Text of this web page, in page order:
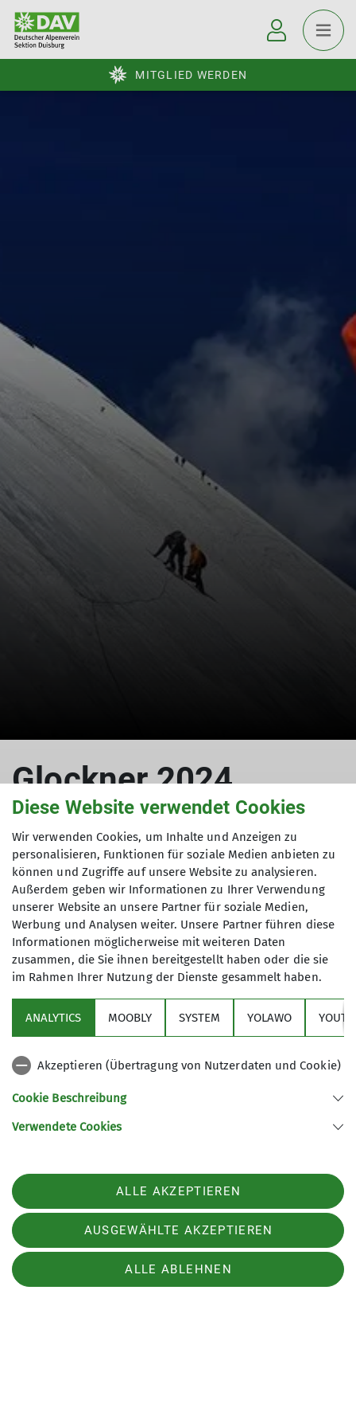
MITGLIED WERDEN
Glockner 2024
05.07.2024
Hochtourengruppe
Sektion
Diese Website verwendet Cookies
Wir verwenden Cookies, um Inhalte und Anzeigen zu
personalisieren, Funktionen für soziale Medien anbieten zu
können und Zugriffe auf unsere Website zu analysieren.
Außerdem geben wir Informationen zu Ihrer Verwendung
unserer Website an unsere Partner für soziale Medien,
Werbung und Analysen weiter. Unsere Partner führen diese
Informationen möglicherweise mit weiteren Daten
zusammen, die Sie ihnen bereitgestellt haben oder die sie
im Rahmen Ihrer Nutzung der Dienste gesammelt haben.
ANALYTICS MOOBLY SYSTEM YOLAWO
Akzeptieren (Übertragung von Nutzerdaten und Cookie)
Cookie Beschreibung
Verwendete Cookies
ALLE AKZEPTIEREN
AUSGEWÄHLTE AKZEPTIEREN
ALLE ABLEHNEN